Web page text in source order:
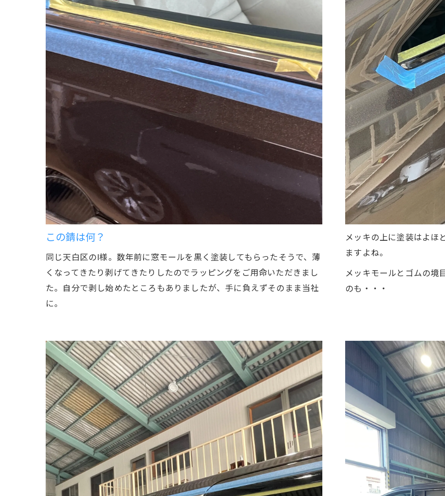
この錆は何？
同じ天白区のI様。数年前に窓モールを黒く塗装してもらったそうで、薄
くなってきたり剥げてきたりしたのでラッピングをご用命いただきまし
た。自分で剥し始めたところもありましたが、手に負えずそのまま当社
に。
メッキの上に塗装はよほ
ますよね。
メッキモールとゴムの境
のも・・・